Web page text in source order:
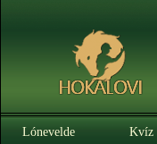
Lónevelde Kvíz